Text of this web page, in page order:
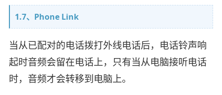
1.7、Phone Link
当从已配对的电话拨打外线电话后，电话铃声响
起时音频会留在电话上，只有当从电脑接听电话
时，音频才会转移到电脑上。